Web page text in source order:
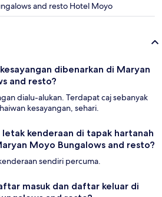
and resto Hotel Moyo
dibenarkan di Maryan
and resto?
dialu-alukan. Terdapat caj sebanyak
kesayangan, sehari.
kenderaan di tapak hartanah
Moyo Bungalows and resto?
sendiri percuma.
masuk dan daftar keluar di